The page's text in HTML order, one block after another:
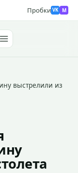
Пробки VK M
выстрелили из